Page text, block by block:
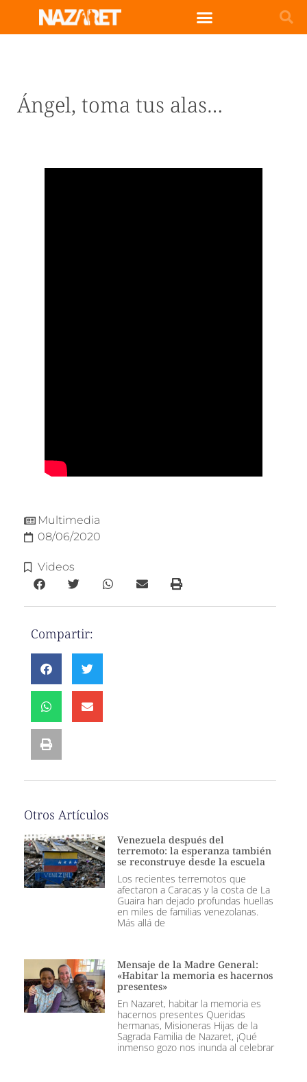
Ángel, toma tus alas…
Multimedia
08/06/2020
Videos
Compartir:
Otros Artículos
Venezuela después del
terremoto: la esperanza también
se reconstruye desde la escuela
Los recientes terremotos que
afectaron a Caracas y la costa de La
Guaira han dejado profundas huellas
en miles de familias venezolanas.
Más allá de
Mensaje de la Madre General:
«Habitar la memoria es hacernos
presentes»
En Nazaret, habitar la memoria es
hacernos presentes Queridas
hermanas, Misioneras Hijas de la
Sagrada Familia de Nazaret, ¡Qué
inmenso gozo nos inunda al celebrar